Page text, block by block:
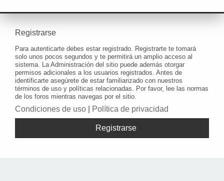
Registrarse
Para autenticarte debes estar registrado. Registrarte te tomará
solo unos pocos segundos y te permitirá un amplio acceso al
sistema. La Administración del sitio puede además otorgar
permisos adicionales a los usuarios registrados. Antes de
identificarte asegúrete de estar familiarizado con nuestros
términos de uso y políticas relacionadas. Por favor, lee las normas
de los foros mientras navegas por el sitio.
Condiciones de uso Política de privacidad
Registrarse